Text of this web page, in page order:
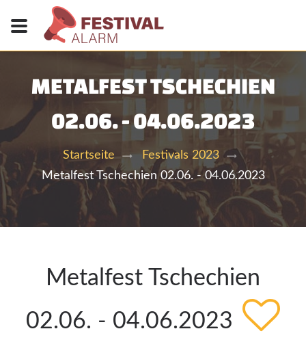
METALFEST TSCHECHIEN
02.06. - 04.06.2023
Startseite
Festivals 2023
Metalfest Tschechien 02.06. - 04.06.2023
Metalfest Tschechien
02.06. - 04.06.2023